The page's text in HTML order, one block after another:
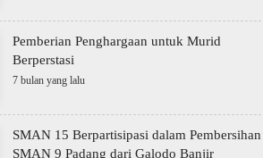
Pemberian Penghargaan untuk Murid
Berperstasi
7 bulan yang lalu
SMAN 15 Berpartisipasi dalam Pembersihan
SMAN 9 Padang dari Galodo Banjir